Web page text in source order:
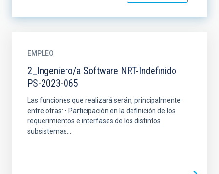
EMPLEO
2_Ingeniero/a Software NRT-Indefinido
PS-2023-065
Las funciones que realizará serán, principalmente
entre otras: • Participación en la definición de los
requerimientos e interfases de los distintos
subsistemas...